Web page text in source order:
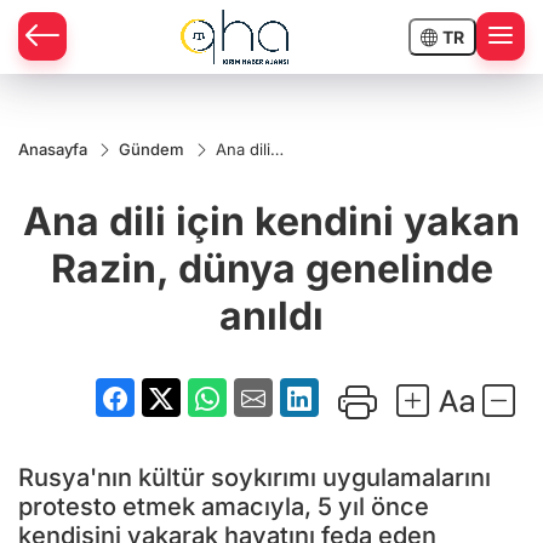
TR
Anasayfa Gündem
Ana dili
yakan
Razin,
genelinde
anıldı
Ana dili için kendini yakan
Razin, dünya genelinde
anıldı
Rusya'nın kültür soykırımı uygulamalarını
protesto etmek amacıyla, 5 yıl önce
kendisini yakarak hayatını feda eden